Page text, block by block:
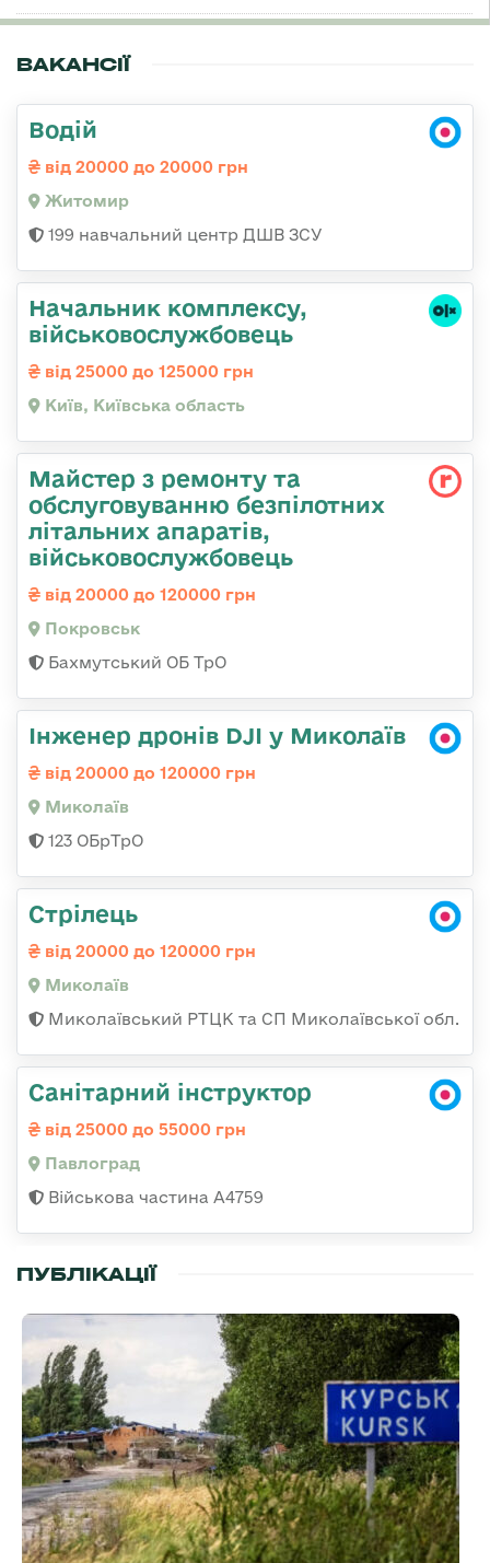
ВАКАНСІЇ
Водій
від 20000 до 20000 грн
Житомир
199 навчальний центр ДШВ ЗСУ
Начальник комплексу,
військовослужбовець
від 25000 до 125000 грн
Київ, Київська область
Майстер з ремонту та
обслуговуванню безпілотних
літальних апаратів,
військовослужбовець
від 20000 до 120000 грн
Покровськ
Бахмутський ОБ ТрО
Інженер дронів DJI у Миколаїв
від 20000 до 120000 грн
Миколаїв
123 ОБрТрО
Стрілець
від 20000 до 120000 грн
Миколаїв
Миколаївський РТЦК та СП Миколаївської обл.
Санітарний інструктор
від 25000 до 55000 грн
Павлоград
Військова частина А4759
ПУБЛІКАЦІЇ